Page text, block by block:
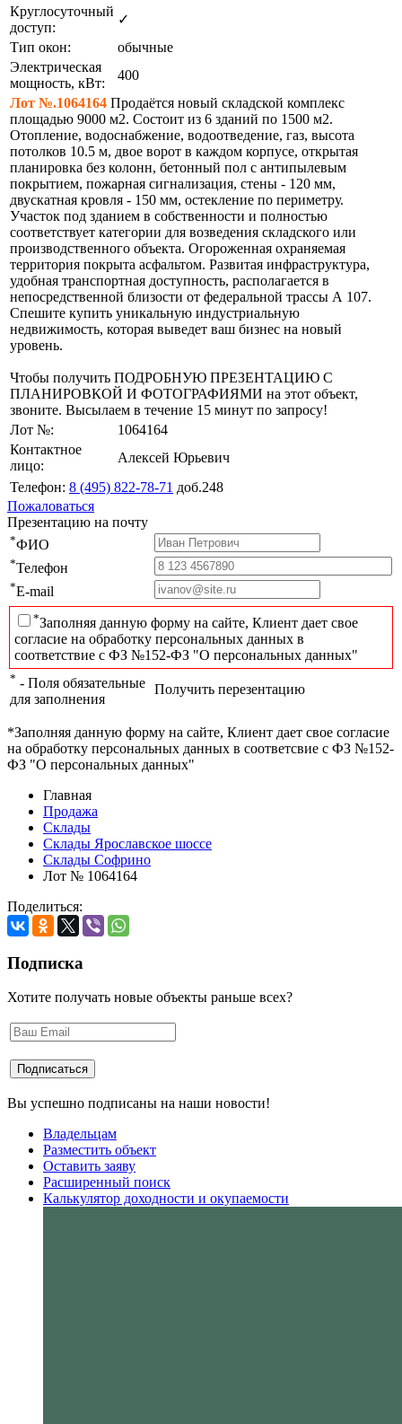
Круглосуточный
доступ:
✓
Тип окон:
обычные
Электрическая
мощность, кВт:
400
Лот №.1064164 Продаётся новый складской комплекс
площадью 9000 м2. Состоит из 6 зданий по 1500 м2.
Отопление, водоснабжение, водоотведение, газ, высота
потолков 10.5 м, двое ворот в каждом корпусе, открытая
планировка без колонн, бетонный пол с антипылевым
покрытием, пожарная сигнализация, стены - 120 мм,
двускатная кровля - 150 мм, остекление по периметру.
Участок под зданием в собственности и полностью
соответствует категории для возведения складского или
производственного объекта. Огороженная охраняемая
территория покрыта асфальтом. Развитая инфраструктура,
удобная транспортная доступность, располагается в
непосредственной близости от федеральной трассы А 107.
Спешите купить уникальную индустриальную
недвижимость, которая выведет ваш бизнес на новый
уровень.
Чтобы получить ПОДРОБНУЮ ПРЕЗЕНТАЦИЮ С
ПЛАНИРОВКОЙ И ФОТОГРАФИЯМИ на этот объект,
звоните. Высылаем в течение 15 минут по запросу!
Лот №:
1064164
Контактное
лицо:
Алексей Юрьевич
Телефон: 8 (495) 822-78-71 доб.248
Пожаловаться
Презентацию на почту
*ФИО
*Телефон
*E-mail
*Заполняя данную форму на сайте, Клиент дает свое
согласие на обработку персональных данных в
соответствие с ФЗ №152-ФЗ "О персональных данных"
* - Поля обязательные
для заполнения
Получить перезентацию
*Заполняя данную форму на сайте, Клиент дает свое согласие
на обработку персональных данных в соответсвие с ФЗ №152-
ФЗ "О персональных данных"
Главная
Продажа
Склады
Склады Ярославское шоссе
Склады Софрино
Лот № 1064164
Поделиться:
Подписка
Хотите получать новые объекты раньше всех?
Вы успешно подписаны на наши новости!
Владельцам
Разместить объект
Оставить заяву
Расширенный поиск
Калькулятор доходности и окупаемости